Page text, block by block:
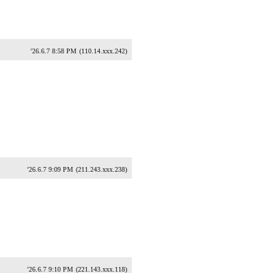
'26.6.7 8:58 PM (110.14.xxx.242)
'26.6.7 9:09 PM (211.243.xxx.238)
'26.6.7 9:10 PM (221.143.xxx.118)